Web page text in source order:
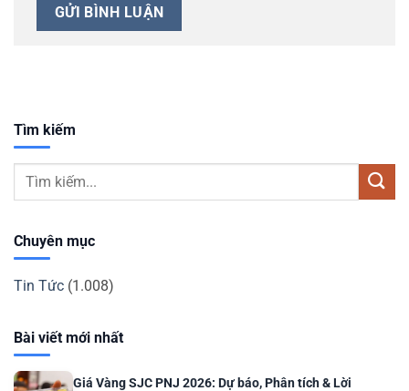
Tìm kiếm
Chuyên mục
Tin Tức (1.008)
Bài viết mới nhất
Giá Vàng SJC PNJ 2026: Dự báo, Phân tích & Lời